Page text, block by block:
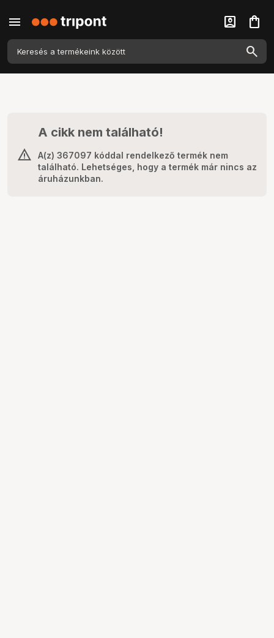
menu account_box shopping_bag
A cikk nem található!
A(z) 367097 kóddal rendelkező termék nem
található. Lehetséges, hogy a termék már nincs az
áruházunkban.